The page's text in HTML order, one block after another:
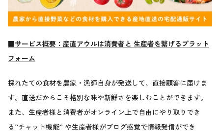
■サービス概要：産直アウルは消費者と 生産者を繋げるプラット
フォーム
採れたての食材を農家・漁師自身が発送して、直接顧客に届けま
す。直送だからこそ格別な味や新鮮さを楽しむことができます。
また、生産者様と消費者がオンライン上で自由にやり取りでき
る”チャット機能” や生産者様がブログ感覚で情報発信ができ